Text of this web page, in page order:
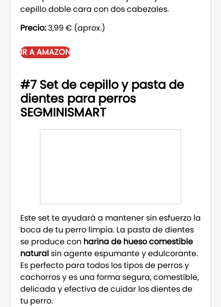
cepillo doble cara con dos cabezales.
Precio:3,99 € (aprox.)
IR A AMAZON
#7 Set de cepillo y pasta de
dientes para perros
SEGMINISMART
Este set te ayudará a mantener sin esfuerzo la
boca de tu perro limpia. La pasta de dientes
se produce con harina de hueso comestible
naturalsin agente espumante y edulcorante.
Es perfecto para todos los tipos de perros y
cachorros y es una forma segura, comestible,
delicada y efectiva de cuidar los dientes de
tu perro.